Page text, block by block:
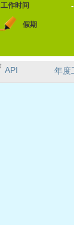
工作时间 -
假期
年度
API